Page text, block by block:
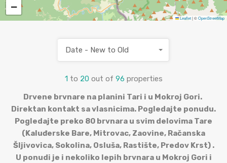
−
Leaflet|©OpenStreetMap
1 to 20 out of 96 properties
Date - New to Old
Drvene brvnare na planini Tari i u Mokroj Gori.
Direktan kontakt sa vlasnicima. Pogledajte ponudu.
Pogledajte preko 80 brvnara u svim delovima Tare
(Kaluđerske Bare, Mitrovac, Zaovine, Račanska
Šljivovica, Sokolina, Osluša, Rastište, Predov Krst) .
U ponudi je i nekoliko lepih brvnara u Mokroj Gori i